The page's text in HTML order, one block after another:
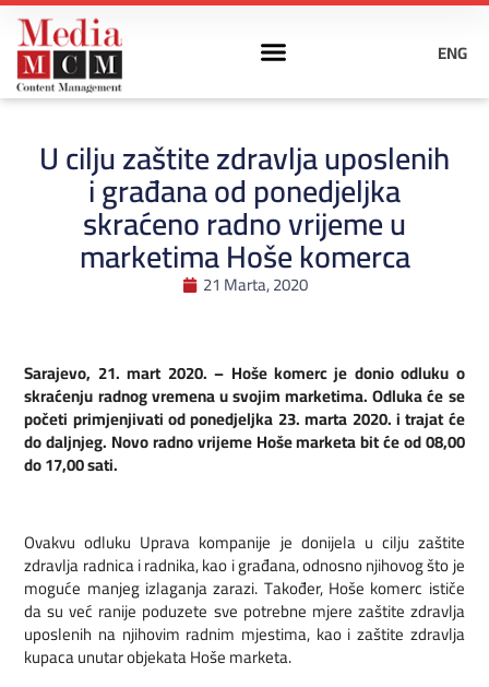
ENG
U cilju zaštite zdravlja uposlenih
i građana od ponedjeljka
skraćeno radno vrijeme u
marketima Hoše komerca
21 Marta, 2020
Sarajevo, 21. mart 2020. – Hoše komerc je donio odluku o
skraćenju radnog vremena u svojim marketima. Odluka će se
početi primjenjivati od ponedjeljka 23. marta 2020. i trajat će
do daljnjeg. Novo radno vrijeme Hoše marketa bit će od 08,00
do 17,00 sati.
Ovakvu odluku Uprava kompanije je donijela u cilju zaštite
zdravlja radnica i radnika, kao i građana, odnosno njihovog što je
moguće manjeg izlaganja zarazi. Također, Hoše komerc ističe
da su već ranije poduzete sve potrebne mjere zaštite zdravlja
uposlenih na njihovim radnim mjestima, kao i zaštite zdravlja
kupaca unutar objekata Hoše marketa.